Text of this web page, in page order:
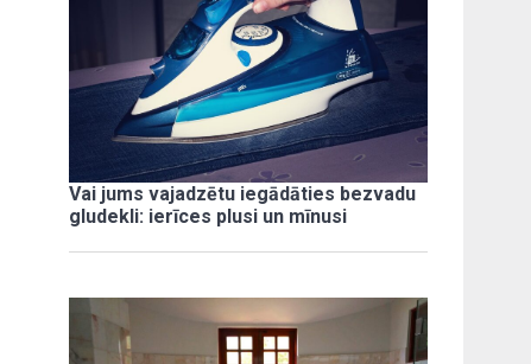
Vai jums vajadzētu iegādāties bezvadu
gludekli: ierīces plusi un mīnusi